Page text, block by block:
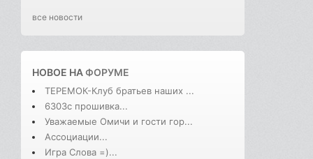
все новости
НОВОЕ НАФОРУМЕ
ТЕРЕМОК-Клуб братьев наших ...
6303с прошивка...
Уважаемые Омичи и гости гор...
Ассоциации...
Игра Слова =)...